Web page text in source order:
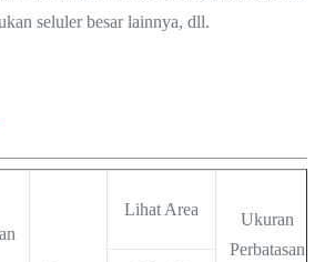
seluler besar lainnya, dll.
Lihat Area
Ukuran
Perbatasan